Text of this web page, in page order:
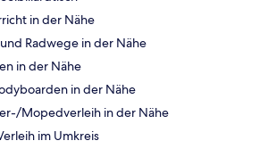
in der Nähe
Radwege in der Nähe
in der Nähe
in der Nähe
Mopedverleih in der Nähe
im Umkreis